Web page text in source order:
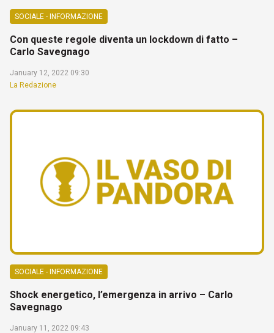
SOCIALE - INFORMAZIONE
Con queste regole diventa un lockdown di fatto –
Carlo Savegnago
January 12, 2022 09:30
La Redazione
SOCIALE - INFORMAZIONE
Shock energetico, l’emergenza in arrivo – Carlo
Savegnago
January 11, 2022 09:43